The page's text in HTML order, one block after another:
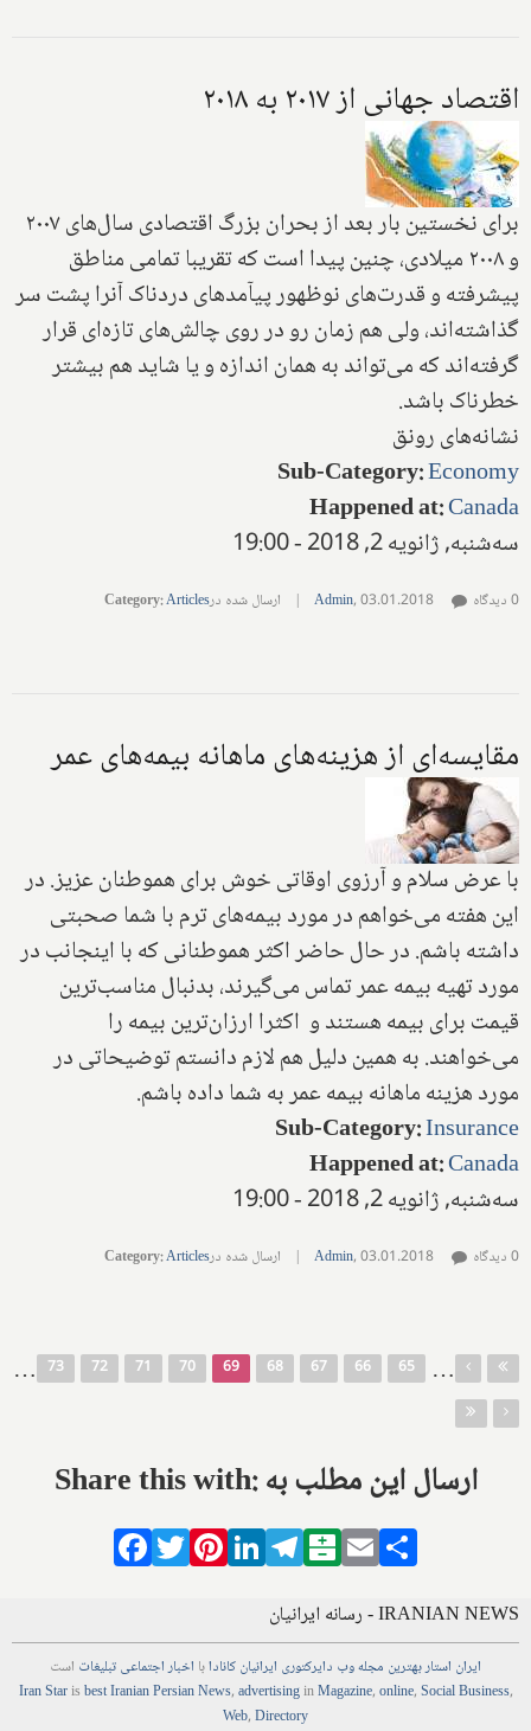
اقتصاد جهانی از ۲۰۱۷ به ۲۰۱۸
برای نخستین بار بعد از بحران بزرگ اقتصادی سال‌های ۲۰۰۷
و ۲۰۰۸ میلادی، چنین پیدا است که تقریبا تمامی مناطق
پیشرفته و قدرت‌های نوظهور پیآمد‌های دردناک آنرا پشت سر
گذاشته‌اند، ولی هم زمان رو در روی چالش‌های تازه‌ای قرار
گرفته‌اند که می‌تواند به همان اندازه و یا شاید هم بیشتر
خطرناک باشد.
نشانه‌های رونق
Sub-Category:Economy
Happened at:Canada
سه‌شنبه, ژانویه 2, 2018 - 19:00
Admin,03.01.2018
| ارسال شده در Category:Articles 0 دیدگاه
مقایسه‌ای از هزینه‌های ماهانه بیمه‌های عمر
با عرض سلام و آرزوی اوقاتی خوش برای هموطنان عزیز. در
این هفته می‌خواهم در مورد بیمه‌های ترم با شما صحبتی
داشته باشم. در حال حاضر اکثر هموطنانی که با اینجانب در
مورد تهیه بیمه عمر تماس می‌گیرند، بدنبال مناسب‌ترین
قیمت برای بیمه هستند و اکثرا ارزان‌ترین بیمه را
می‌خواهند. به همین دلیل هم لازم دانستم توضیحاتی در
مورد هزینه ماهانه بیمه عمر به شما داده باشم.
Sub-Category:Insurance
Happened at:Canada
سه‌شنبه, ژانویه 2, 2018 - 19:00
Admin,03.01.2018
| ارسال شده در Category:Articles 0 دیدگاه
صفحه‌ها
…
65
66
67
68
69
70
71
72
73
…
Share this with: ارسال این مطلب به
Facebook
TwitterPinterestLinkedIn
Telegram
Balatarin
Email
IRANIAN NEWS - رسانه ایرانیان
ایران استاربهترین مجلهوب دایرکتوری ایرانیان کانادابا اخباراجتماعیتبلیغات است
Iran Starisbest Iranian PersianNews,advertisinginMagazine,online,Social Business,
Web,Directory